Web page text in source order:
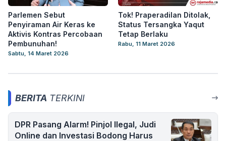
Parlemen Sebut
Penyiraman Air Keras ke
Aktivis Kontras Percobaan
Pembunuhan!
Sabtu, 14 Maret 2026
Tok! Praperadilan Ditolak,
Status Tersangka Yaqut
Tetap Berlaku
Rabu, 11 Maret 2026
BERITA TERKINI
DPR Pasang Alarm! Pinjol Ilegal, Judi
Online dan Investasi Bodong Harus